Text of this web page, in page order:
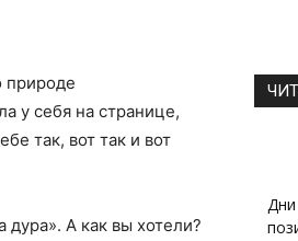
природе
у себя на странице,
так, вот так и вот
дура». А как вы хотели?
Дни